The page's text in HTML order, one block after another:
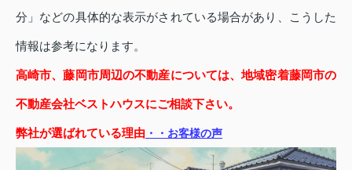
分」などの具体的な表示がされている場合があり、こうした
情報は参考になります。
高崎市、藤岡市周辺の不動産については、地域密着藤岡市の
不動産会社ベストハウスにご相談下さい。
弊社が選ばれている理由 ・・お客様の声